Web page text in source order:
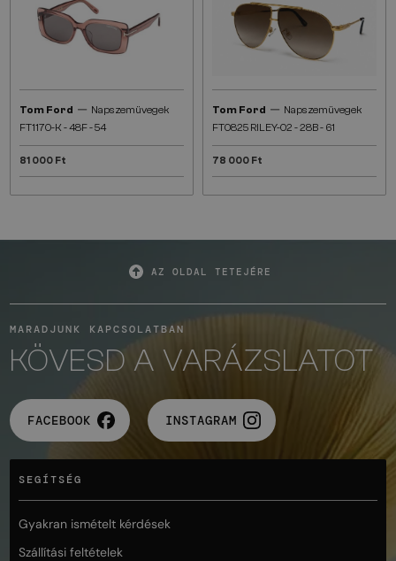
Tom Ford — Napszemüvegek
FT1170-K - 48F - 54
81 000 Ft
Tom Ford — Napszemüvegek
FT0825 RILEY-02 - 28B - 61
78 000 Ft
AZ OLDAL TETEJÉRE
MARADJUNK KAPCSOLATBAN
KÖVESD A VARÁZSLATOT
FACEBOOK INSTAGRAM
SEGÍTSÉG
Gyakran ismételt kérdések
Szállítási feltételek